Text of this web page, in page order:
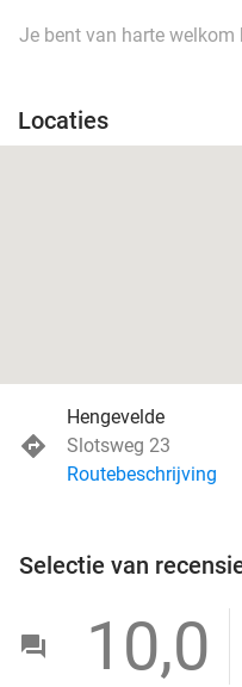
Je bent van harte welkom
Locaties
Hengevelde
Slotsweg 23
Routebeschrijving
Selectie van
10,0